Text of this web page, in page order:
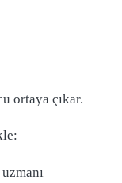
ortaya çıkar.